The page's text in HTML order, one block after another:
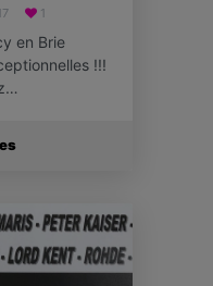
1
en Brie
!!!